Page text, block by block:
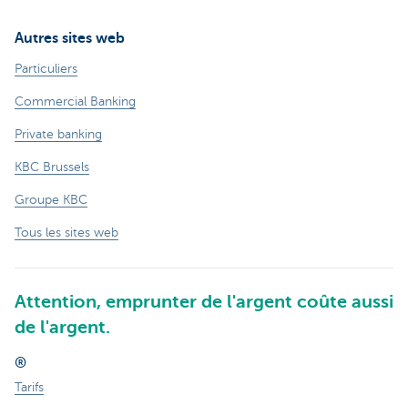
Autres sites web
Particuliers
Commercial Banking
Private banking
KBC Brussels
Groupe KBC
Tous les sites web
Attention, emprunter de l'argent coûte aussi
de l'argent.
®
Tarifs